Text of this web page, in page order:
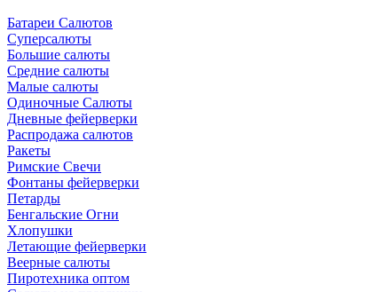
Батареи Салютов
Суперсалюты
Большие салюты
Средние салюты
Малые салюты
Одиночные Салюты
Дневные фейерверки
Распродажа салютов
Ракеты
Римские Свечи
Фонтаны фейерверки
Петарды
Бенгальские Огни
Хлопушки
Летающие фейерверки
Веерные салюты
Пиротехника оптом